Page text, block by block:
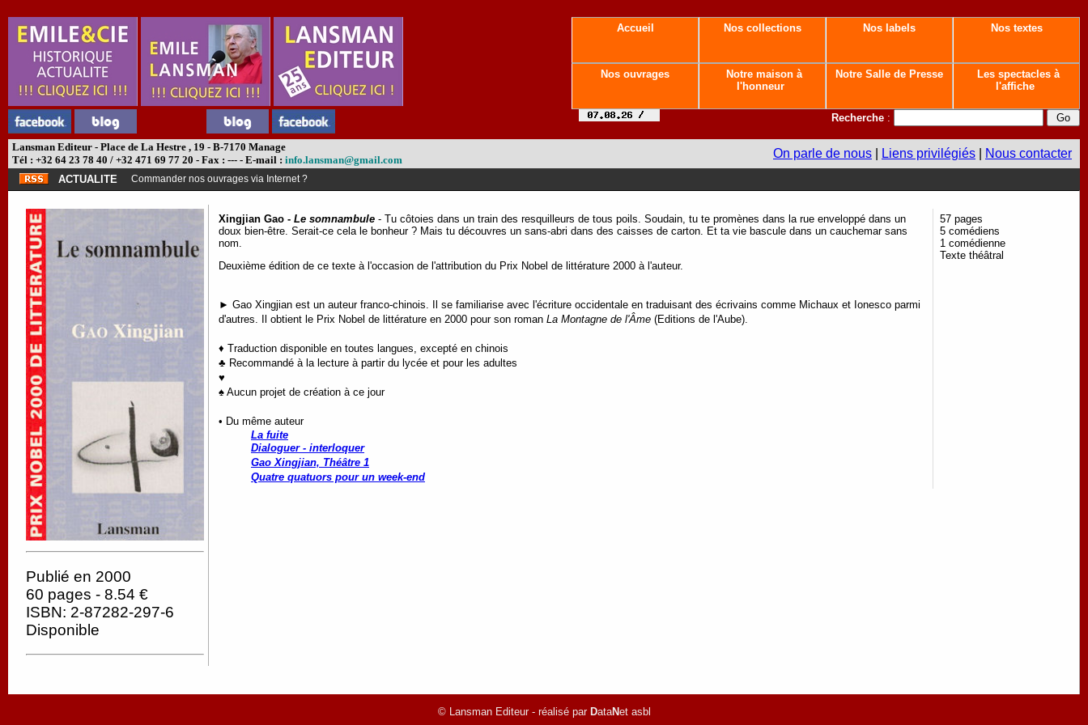
Accueil Nos collections Nos labels Nos textes
Nos ouvrages
Notre maison à
l'honneur
Notre Salle de Presse
Les spectacles à
l'affiche
Recherche :
Lansman Editeur - Place de La Hestre , 19 - B-7170 Manage
Tél : +32 64 23 78 40 / +32 471 69 77 20 - Fax : --- - E-mail : info.lansman@gmail.com On parle de nous Liens privilégiés Nous contacter
ACTUALITE Commander nos ouvrages via Internet ?
Publié en 2000
60 pages - 8.54 €
ISBN: 2-87282-297-6
Disponible
Xingjian Gao - Le somnambule - Tu côtoies dans un train des resquilleurs de tous poils. Soudain, tu te promènes dans la rue enveloppé dans un
doux bien-être. Serait-ce cela le bonheur ? Mais tu découvres un sans-abri dans des caisses de carton. Et ta vie bascule dans un cauchemar sans
nom.
Deuxième édition de ce texte à l'occasion de l'attribution du Prix Nobel de littérature 2000 à l'auteur.
► Gao Xingjian est un auteur franco-chinois. Il se familiarise avec l'écriture occidentale en traduisant des écrivains comme Michaux et Ionesco parmi
d'autres. Il obtient le Prix Nobel de littérature en 2000 pour son roman La Montagne de l'Âme (Editions de l'Aube).
♦ Traduction disponible en toutes langues, excepté en chinois
♣ Recommandé à la lecture à partir du lycée et pour les adultes
♥
♠ Aucun projet de création à ce jour
• Du même auteur
La fuite
Dialoguer - interloquer
Gao Xingjian, Théâtre 1
Quatre quatuors pour un week-end
57 pages
5 comédiens
1 comédienne
Texte théâtral
© Lansman Editeur - réalisé par DataNet asbl